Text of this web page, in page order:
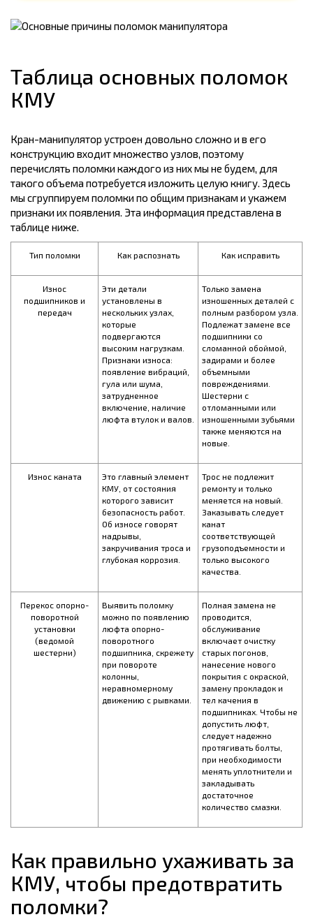
Таблица основных поломок
КМУ
Кран-манипулятор устроен довольно сложно и в его
конструкцию входит множество узлов, поэтому
перечислять поломки каждого из них мы не будем, для
такого объема потребуется изложить целую книгу. Здесь
мы сгруппируем поломки по общим признакам и укажем
признаки их появления. Эта информация представлена в
таблице ниже.
Тип поломки Как распознать Как исправить
Износ
подшипников и
передач
Эти детали
установлены в
нескольких узлах,
которые
подвергаются
высоким нагрузкам.
Признаки износа:
появление вибраций,
гула или шума,
затрудненное
включение, наличие
люфта втулок и валов.
Только замена
изношенных деталей с
полным разбором узла.
Подлежат замене все
подшипники со
сломанной обоймой,
задирами и более
объемными
повреждениями.
Шестерни с
отломанными или
изношенными зубьями
также меняются на
новые.
Износ каната
Это главный элемент
КМУ, от состояния
которого зависит
безопасность работ.
Об износе говорят
надрывы,
закручивания троса и
глубокая коррозия.
Трос не подлежит
ремонту и только
меняется на новый.
Заказывать следует
канат
соответствующей
грузоподъемности и
только высокого
качества.
Перекос опорно-
поворотной
установки
(ведомой
шестерни)
Выявить поломку
можно по появлению
люфта опорно-
поворотного
подшипника, скрежету
при повороте
колонны,
неравномерному
движению с рывками.
Полная замена не
проводится,
обслуживание
включает очистку
старых погонов,
нанесение нового
покрытия с окраской,
замену прокладок и
тел качения в
подшипниках. Чтобы не
допустить люфт,
следует надежно
протягивать болты,
при необходимости
менять уплотнители и
закладывать
достаточное
количество смазки.
Как правильно ухаживать за
КМУ, чтобы предотвратить
поломки?